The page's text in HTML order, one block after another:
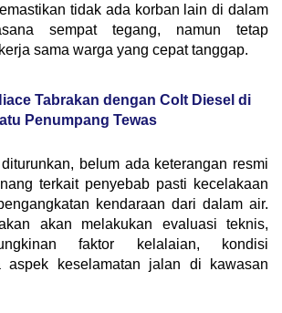
tidak ada korban lain di dalam
sempat tegang, namun tetap
sama warga yang cepat tanggap.
Tabrakan dengan Colt Diesel di
Penumpang Tewas
belum ada keterangan resmi
terkait penyebab pasti kecelakaan
kendaraan dari dalam air.
akan melakukan evaluasi teknis,
faktor kelalaian, kondisi
aspek keselamatan jalan di kawasan